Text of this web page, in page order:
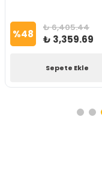
%48 ₺ 6,405.44
₺ 3,359.69
Sepete Ekle